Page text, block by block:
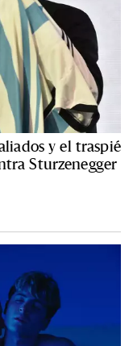
y el traspié
Sturzenegger